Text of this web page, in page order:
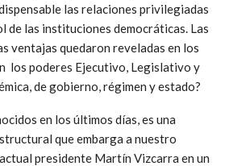
las relaciones privilegiadas
de las instituciones democráticas. Las
ventajas quedaron reveladas en los
los poderes Ejecutivo, Legislativo y
de gobierno, régimen y estado?
en los últimos días, es una
que embarga a nuestro
presidente Martín Vizcarra en un